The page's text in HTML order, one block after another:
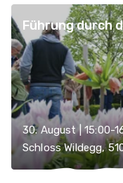
Führung durch
30. August | 15:00-
Schloss Wildegg,